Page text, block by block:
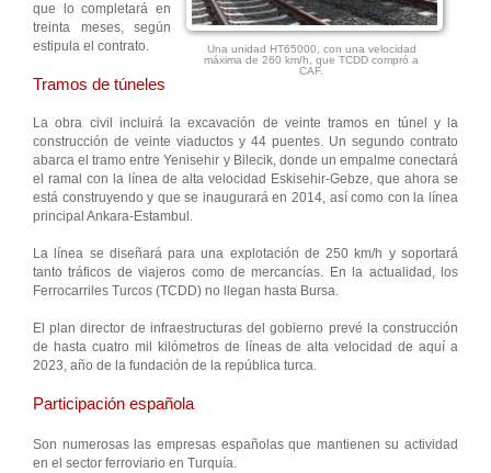
Una unidad HT65000, con una velocidad
máxima de 260 km/h, que TCDD compró a
CAF.
que lo completará en
treinta meses, según
estipula el contrato.
Tramos de túneles
La obra civil incluirá la excavación de veinte tramos en túnel y la
construcción de veinte viaductos y 44 puentes. Un segundo contrato
abarca el tramo entre Yenisehir y Bilecik, donde un empalme conectará
el ramal con la línea de alta velocidad Eskisehir-Gebze, que ahora se
está construyendo y que se inaugurará en 2014, así como con la línea
principal Ankara-Estambul.
La línea se diseñará para una explotación de 250 km/h y soportará
tanto tráficos de viajeros como de mercancías. En la actualidad, los
Ferrocarriles Turcos (TCDD) no llegan hasta Bursa.
El plan director de infraestructuras del gobierno prevé la construcción
de hasta cuatro mil kilómetros de líneas de alta velocidad de aquí a
2023, año de la fundación de la república turca.
Participación española
Son numerosas las empresas españolas que mantienen su actividad
en el sector ferroviario en Turquía.